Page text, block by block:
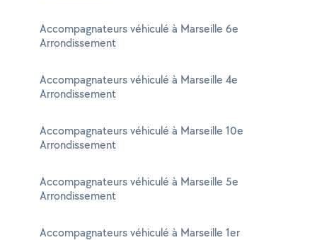
Accompagnateurs véhiculé à Marseille 6e
Arrondissement
Accompagnateurs véhiculé à Marseille 4e
Arrondissement
Accompagnateurs véhiculé à Marseille 10e
Arrondissement
Accompagnateurs véhiculé à Marseille 5e
Arrondissement
Accompagnateurs véhiculé à Marseille 1er